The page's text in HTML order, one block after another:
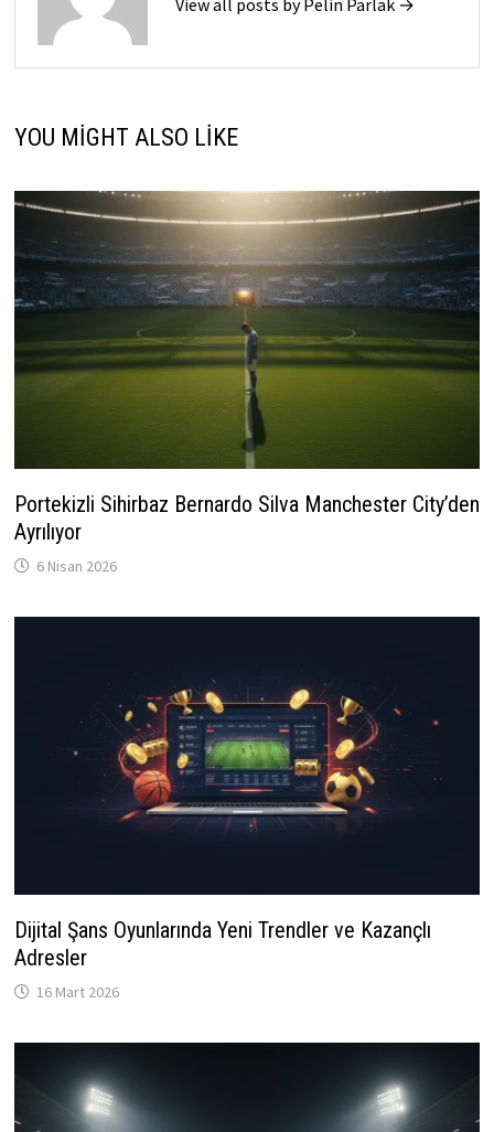
View all posts by Pelin Parlak →
YOU MIGHT ALSO LIKE
Portekizli Sihirbaz Bernardo Silva Manchester City’den
Ayrılıyor
6 Nisan 2026
Dijital Şans Oyunlarında Yeni Trendler ve Kazançlı
Adresler
16 Mart 2026